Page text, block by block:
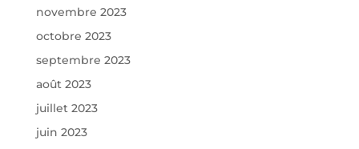
novembre 2023
octobre 2023
septembre 2023
août 2023
juillet 2023
juin 2023